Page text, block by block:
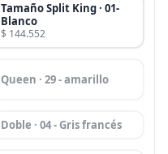
Tamaño Split King · 01-
Blanco
$ 144.552
Queen · 29 - amarillo
Doble · 04 - Gris francés